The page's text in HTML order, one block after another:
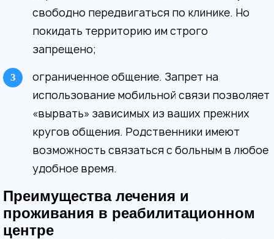
свободно передвигаться по клинике. Но
покидать территорию им строго
запрещено;
ограниченное общение. Запрет на
использование мобильной связи позволяет
«вырвать» зависимых из ваших прежних
кругов общения. Родственники имеют
возможность связаться с больным в любое
удобное время.
Преимущества лечения и
проживания в реабилитационном
центре